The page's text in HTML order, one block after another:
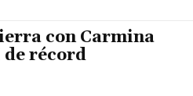
con Carmina
récord